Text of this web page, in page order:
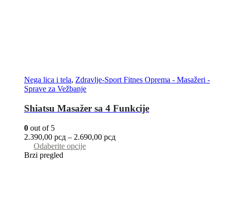
Nega lica i tela, Zdravlje-Sport Fitnes Oprema - Masažeri -
Sprave za Vežbanje
Shiatsu Masažer sa 4 Funkcije
0 out of 5
2.390,00 рсд – 2.690,00 рсд
Odaberite opcije
Brzi pregled